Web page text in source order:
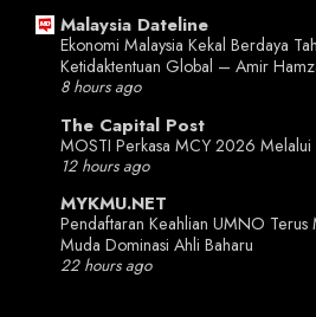
Malaysia Dateline
Ekonomi Malaysia Kekal Berdaya
Ketidaktentuan Global – Amir
8 hours ago
The Capital Post
MOSTI Perkasa MCY 2026 Melalui
12 hours ago
MYKMU.NET
Pendaftaran Keahlian UMNO Terus
Muda Dominasi Ahli Baharu
22 hours ago